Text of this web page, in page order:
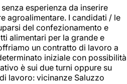
esperienza da inserire
agroalimentare. I candidati / le
del confezionamento e
alimentari per la grande e
un contratto di lavoro a
iniziale con possibilità
è sui due turni oppure su
lavoro: vicinanze Saluzzo